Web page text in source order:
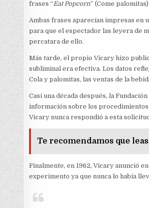
frases “ Eat Popcorn” (Come palomitas)
Ambas frases aparecían impresas en
para que el espectador las leyera de
percatara de ello.
Más tarde, el propio Vicary hizo
subliminal era efectiva. Los datos
Cola y palomitas, las ventas de la
Casi una década después, la
información sobre los
Vicary nunca respondió a esta
Te recomendamos que leas
Finalmente, en 1962, Vicary anunció
experimento ya que nunca lo había